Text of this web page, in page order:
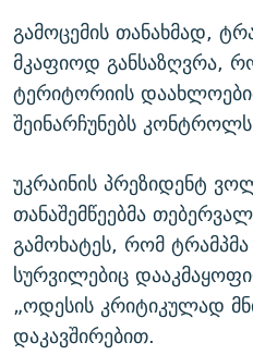
გამოცემის თანახმად,
მკაფიოდ განსაზღვრა,
ტერიტორიის
შეინარჩუნებს
უკრაინის პრეზიდენტ
თანაშემწეებმა
გამოხატეს, რომ
სურვილებიც
„ოდესის კრიტიკულად
დაკავშირებით.